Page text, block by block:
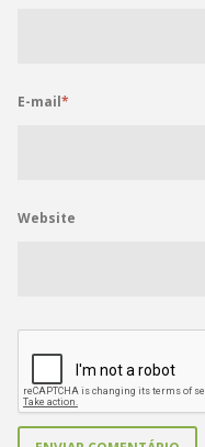
E-mail*
Website